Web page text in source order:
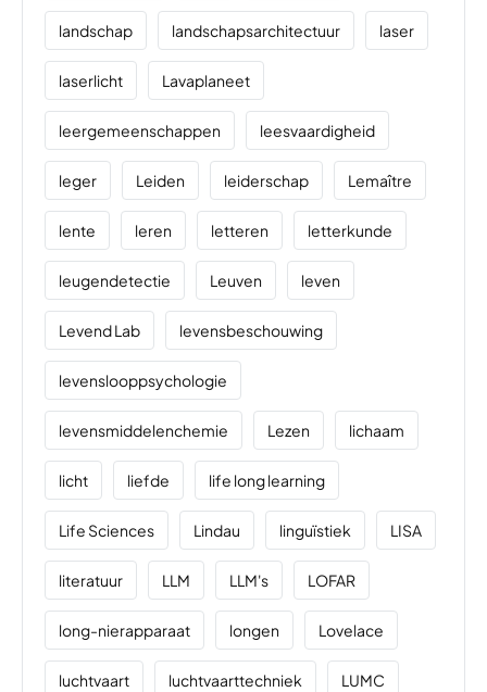
landschap landschapsarchitectuur laser
laserlicht Lavaplaneet
leergemeenschappen leesvaardigheid
leger Leiden leiderschap Lemaître
lente leren letteren letterkunde
leugendetectie Leuven leven
Levend Lab levensbeschouwing
levenslooppsychologie
levensmiddelenchemie Lezen lichaam
licht liefde life long learning
Life Sciences Lindau linguïstiek LISA
literatuur LLM LLM's LOFAR
long-nierapparaat longen Lovelace
luchtvaart luchtvaarttechniek LUMC